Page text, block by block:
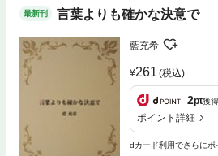
最新刊 言葉よりも確かな決意で
藍充希
261 (税込)
2pt獲得
ポイント詳細
dカード利用でさらにポ